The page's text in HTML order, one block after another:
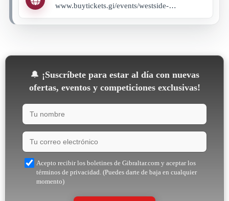
www.buytickets.gi/events/westside-schools-dance-and-drama-department-summer-showcase-1048
🔔 ¡Suscríbete para estar al día con nuevas
ofertas, eventos y competiciones exclusivas!
Acepto recibir los boletines de Gibraltar.com y aceptar los
términos de privacidad. (Puedes darte de baja en cualquier
momento)